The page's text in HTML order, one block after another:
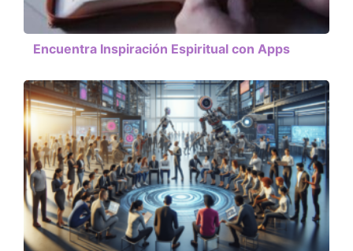
Encuentra Inspiración Espiritual con Apps